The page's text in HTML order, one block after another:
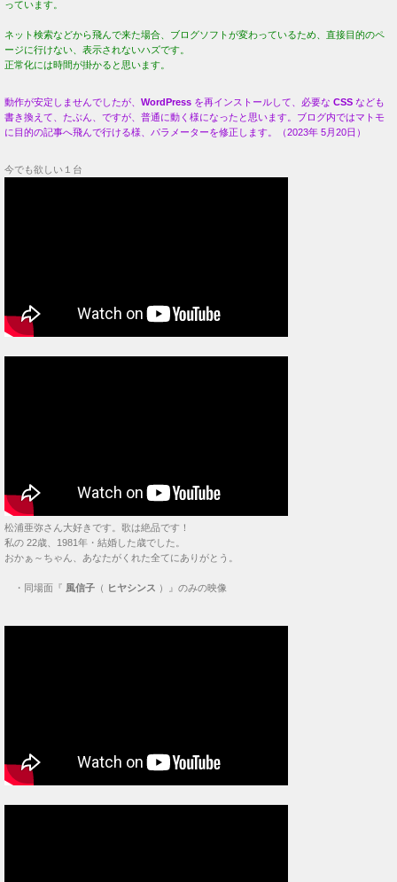
っています。
ネット検索などから飛んで来た場合、ブログソフトが変わっているため、直接目的のペ
ージに行けない、表示されないハズです。
正常化には時間が掛かると思います。
動作が安定しませんでしたが、 WordPress を再インストールして、必要な CSS なども
書き換えて、たぶん、ですが、普通に動く様になったと思います。ブログ内ではマトモ
に目的の記事へ飛んで行ける様、パラメーターを修正します。（2023年 5月20日）
今でも欲しい１台
松浦亜弥さん大好きです。歌は絶品です！
私の 22歳、1981年・結婚した歳でした。
おかぁ～ちゃん、あなたがくれた全てにありがとう。
・ 同場面『 風信子 （ ヒヤシンス ）』のみの映像